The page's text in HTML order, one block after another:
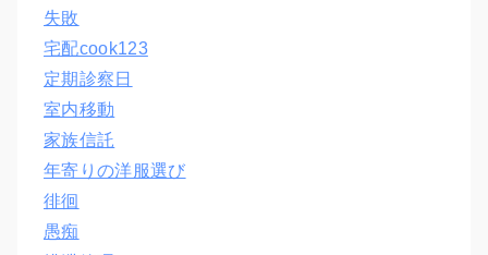
失敗
宅配cook123
定期診察日
室内移動
家族信託
年寄りの洋服選び
徘徊
愚痴